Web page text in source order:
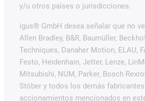
y/u otros países o jurisdicciones.
igus® GmbH desea señalar que no
Allen Bradley, B&R, Baumüller,
Techniques, Danaher Motion, ELAU,
Festo, Heidenhain, Jetter, Lenze,
Mitsubishi, NUM, Parker, Bosch
Stöber y todos los demás
accionamientos mencionados en